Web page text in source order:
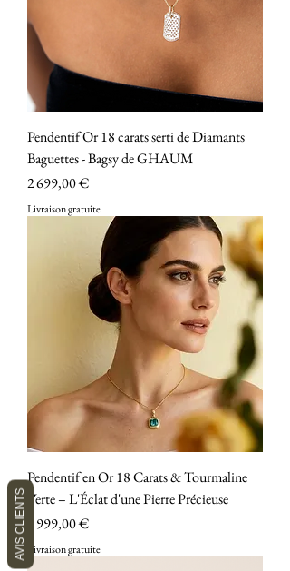
Pendentif Or 18 carats serti de Diamants
Baguettes - Bagsy de GHAUM
Prix
2 699,00 €
Livraison gratuite
Pendentif en Or 18 Carats & Tourmaline
Verte – L'Éclat d'une Pierre Précieuse
Prix
2 999,00 €
Livraison gratuite
AVIS CLIENTS